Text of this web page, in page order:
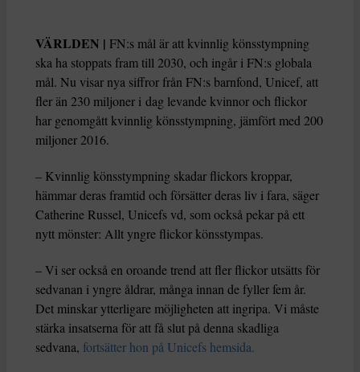
VÄRLDEN | FN:s mål är att kvinnlig könsstympning
ska ha stoppats fram till 2030, och ingår i FN:s globala
mål. Nu visar nya siffror från FN:s barnfond, Unicef, att
fler än 230 miljoner i dag levande kvinnor och flickor
har genomgått kvinnlig könsstympning, jämfört med 200
miljoner 2016.
– Kvinnlig könsstympning skadar flickors kroppar,
hämmar deras framtid och försätter deras liv i fara, säger
Catherine Russel, Unicefs vd, som också pekar på ett
nytt mönster: Allt yngre flickor könsstympas.
– Vi ser också en oroande trend att fler flickor utsätts för
sedvanan i yngre åldrar, många innan de fyller fem år.
Det minskar ytterligare möjligheten att ingripa. Vi måste
stärka insatserna för att få slut på denna skadliga
sedvana, fortsätter hon på Unicefs hemsida.